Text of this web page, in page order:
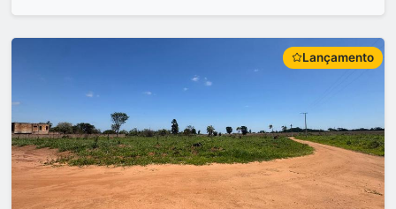
Lançamento